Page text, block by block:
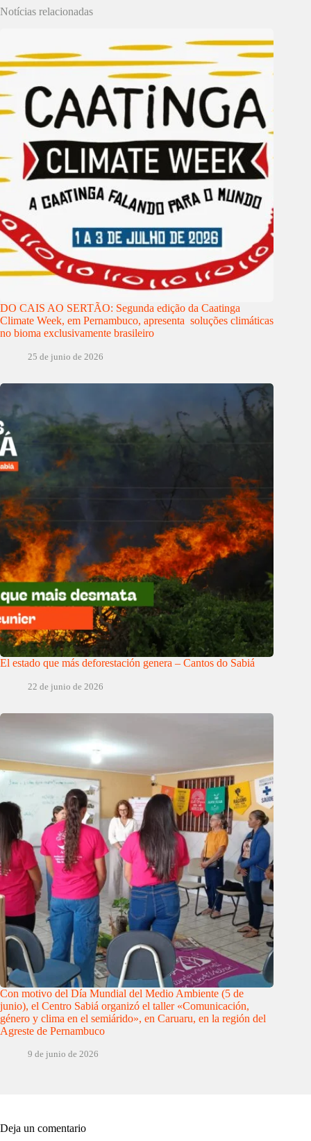
Notícias relacionadas
DO CAIS AO SERTÃO: Segunda edição da Caatinga
Climate Week, em Pernambuco, apresenta soluções climáticas
no bioma exclusivamente brasileiro
25 de junio de 2026
El estado que más deforestación genera – Cantos do Sabiá
22 de junio de 2026
Con motivo del Día Mundial del Medio Ambiente (5 de
junio), el Centro Sabiá organizó el taller «Comunicación,
género y clima en el semiárido», en Caruaru, en la región del
Agreste de Pernambuco
9 de junio de 2026
Deja un comentario